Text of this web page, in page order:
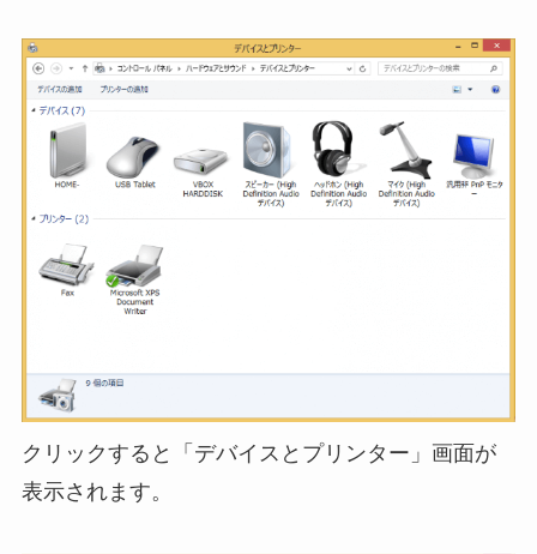
クリックすると「デバイスとプリンター」画面が
表示されます。